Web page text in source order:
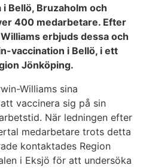
Bellö, Bruzaholm och
400 medarbetare. Efter
erbjuds dessa och
vaccination i Bellö, i ett
Jönköping.
Williams sina
vaccinera sig på sin
När ledningen efter
medarbetare trots detta
kontaktades Region
i Eksjö för att undersöka